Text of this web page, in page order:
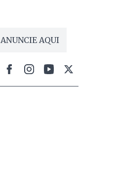
ANUNCIE AQUI